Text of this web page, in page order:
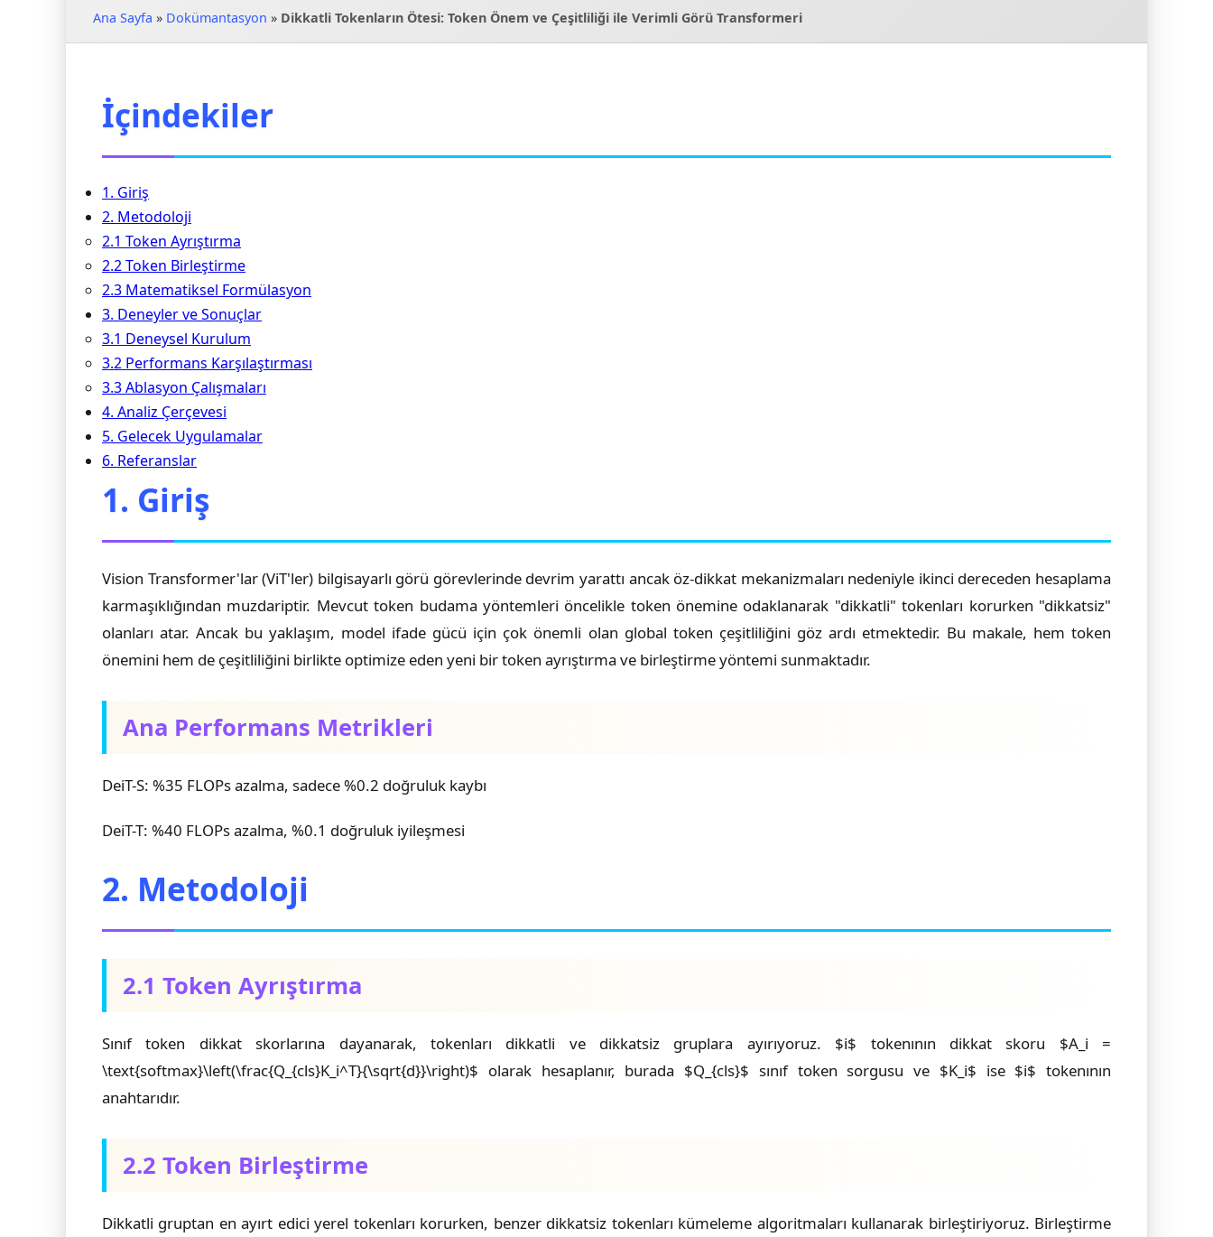
Ana Sayfa » Dokümantasyon » Dikkatli Tokenların Ötesi: Token Önem ve Çeşitliliği ile Verimli Görü Transformeri
İçindekiler
1. Giriş
2. Metodoloji
2.1 Token Ayrıştırma
2.2 Token Birleştirme
2.3 Matematiksel Formülasyon
3. Deneyler ve Sonuçlar
3.1 Deneysel Kurulum
3.2 Performans Karşılaştırması
3.3 Ablasyon Çalışmaları
4. Analiz Çerçevesi
5. Gelecek Uygulamalar
6. Referanslar
1. Giriş
Vision Transformer'lar (ViT'ler) bilgisayarlı görü görevlerinde devrim yarattı ancak öz-dikkat mekanizmaları nedeniyle ikinci dereceden hesaplama
karmaşıklığından muzdariptir. Mevcut token budama yöntemleri öncelikle token önemine odaklanarak "dikkatli" tokenları korurken "dikkatsiz"
olanları atar. Ancak bu yaklaşım, model ifade gücü için çok önemli olan global token çeşitliliğini göz ardı etmektedir. Bu makale, hem token
önemini hem de çeşitliliğini birlikte optimize eden yeni bir token ayrıştırma ve birleştirme yöntemi sunmaktadır.
Ana Performans Metrikleri
DeiT-S: %35 FLOPs azalma, sadece %0.2 doğruluk kaybı
DeiT-T: %40 FLOPs azalma, %0.1 doğruluk iyileşmesi
2. Metodoloji
2.1 Token Ayrıştırma
Sınıf token dikkat skorlarına dayanarak, tokenları dikkatli ve dikkatsiz gruplara ayırıyoruz. $i$ tokenının dikkat skoru $A_i =
\text{softmax}\left(\frac{Q_{cls}K_i^T}{\sqrt{d}}\right)$ olarak hesaplanır, burada $Q_{cls}$ sınıf token sorgusu ve $K_i$ ise $i$ tokenının
anahtarıdır.
2.2 Token Birleştirme
Dikkatli gruptan en ayırt edici yerel tokenları korurken, benzer dikkatsiz tokenları kümeleme algoritmaları kullanarak birleştiriyoruz. Birleştirme